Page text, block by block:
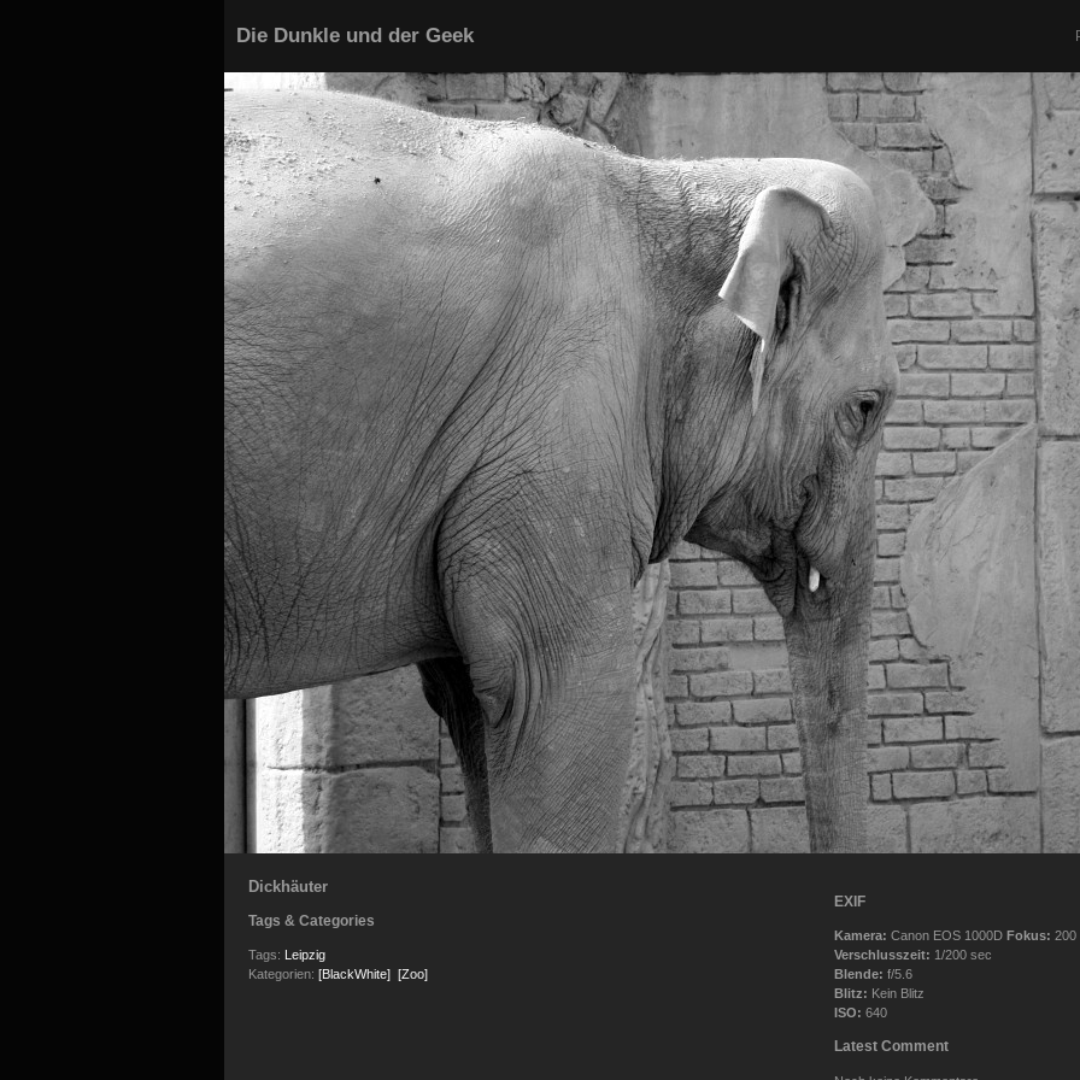
Die Dunkle und der Geek
Dickhäuter
Tags & Categories
Tags:
Leipzig
Kategorien: [BlackWhite] [Zoo]
EXIF
Kamera: Canon EOS 1000D Fokus: 200
Verschlusszeit: 1/200 sec
Blende: f/5.6
Blitz: Kein Blitz
ISO: 640
Latest Comment